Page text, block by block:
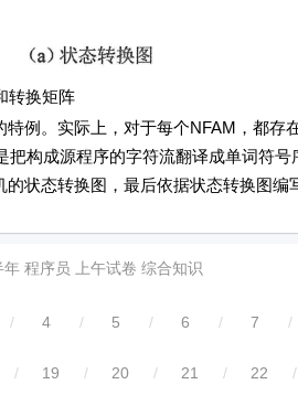
换矩阵
例。实际上，对于每个NFAM， 都存
成源程序的字符流翻译成单词符号
的状态转换图，最后依据状态转换图编
程序员 上午试卷 综合知识
/ 4 / 5 / 6 / 7 /
/ 19 / 20 / 21 / 22 /